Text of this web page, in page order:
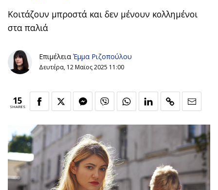
Κοιτάζουν μπροστά και δεν μένουν κολλημένοι
στα παλιά
Επιμέλεια Έμμα Ριζοπούλου
Δευτέρα, 12 Μαϊος 2025 11:00
15
SHARES